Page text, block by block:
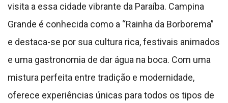
visita a essa cidade vibrante da Paraíba. Campina
Grande é conhecida como a “Rainha da Borborema”
e destaca-se por sua cultura rica, festivais animados
e uma gastronomia de dar água na boca. Com uma
mistura perfeita entre tradição e modernidade,
oferece experiências únicas para todos os tipos de